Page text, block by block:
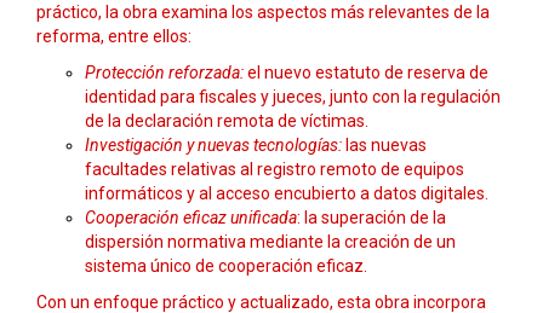
práctico, la obra examina los aspectos más relevantes de la
reforma, entre ellos:
Protección reforzada:el nuevo estatuto de reserva de
identidad para fiscales y jueces, junto con la regulación
de la declaración remota de víctimas.
Investigación y nuevas tecnologías: las nuevas
facultades relativas al registro remoto de equipos
informáticos y al acceso encubierto a datos digitales.
Cooperación eficaz unificada: la superación de la
dispersión normativa mediante la creación de un
sistema único de cooperación eficaz.
Con un enfoque práctico y actualizado, esta obra incorpora